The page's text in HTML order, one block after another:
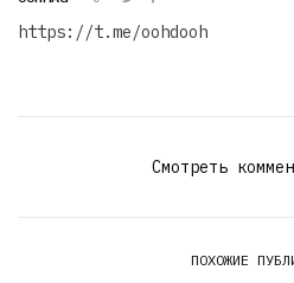
https://t.me/oohdooh
Смотреть
ПОХОЖИЕ